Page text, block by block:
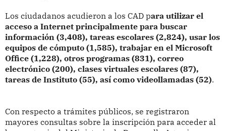
Los ciudadanos acudieron a los CAD para utilizar el
acceso a Internet principalmente para buscar
información (3,408), tareas escolares (2,824), usar los
equipos de cómputo (1,585), trabajar en el Microsoft
Office (1,228), otros programas (831), correo
electrónico (200), clases virtuales escolares (87),
tareas de Instituto (55), así como videollamadas (52).
Con respecto a trámites públicos, se registraron
mayores consultas sobre la inscripción para acceder al